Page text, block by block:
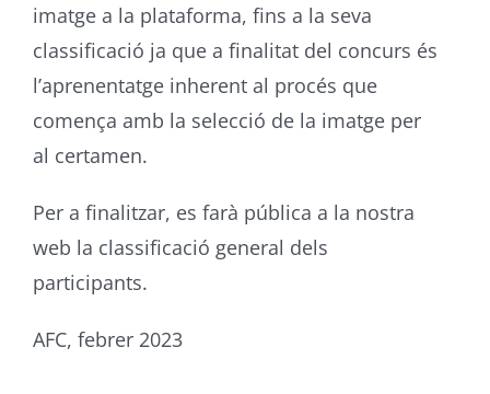
imatge a la plataforma, fins a la seva
classificació ja que a finalitat del concurs és
l’aprenentatge inherent al procés que
comença amb la selecció de la imatge per
al certamen.
Per a finalitzar, es farà pública a la nostra
web la classificació general dels
participants.
AFC, febrer 2023